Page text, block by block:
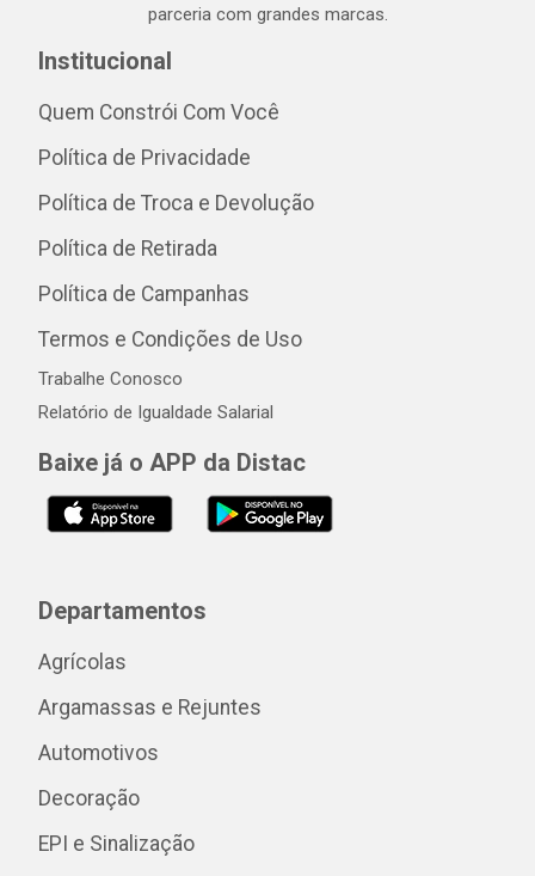
parceria com grandes marcas.
Institucional
Quem Constrói Com Você
Política de Privacidade
Política de Troca e Devolução
Política de Retirada
Política de Campanhas
Termos e Condições de Uso
Trabalhe Conosco
Relatório de Igualdade Salarial
Baixe já o APP da Distac
Departamentos
Agrícolas
Argamassas e Rejuntes
Automotivos
Decoração
EPI e Sinalização